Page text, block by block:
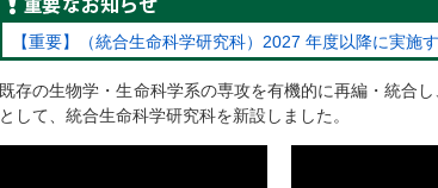
【重要】（統合生命科学研究科）2027 年度以降に実施
既存の生物学・生命科学系の専攻を有機的に再編・統合
として、統合生命科学研究科を新設しました。